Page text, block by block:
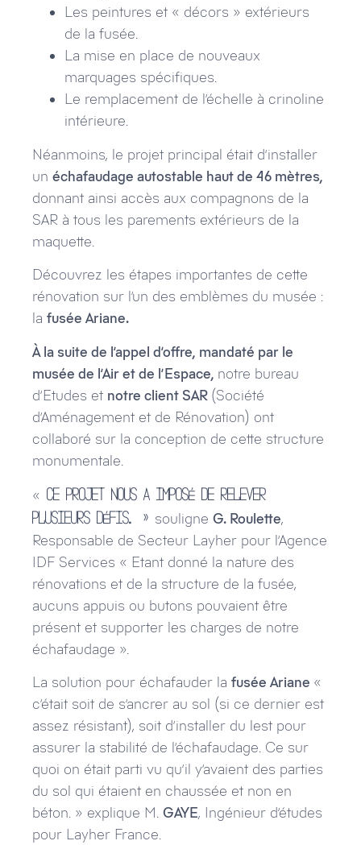
Les peintures et « décors » extérieurs
de la fusée.
La mise en place de nouveaux
marquages spécifiques.
Le remplacement de l’échelle à crinoline
intérieure.
Néanmoins, le projet principal était d’installer
un échafaudage autostable haut de 46 mètres,
donnant ainsi accès aux compagnons de la
SAR à tous les parements extérieurs de la
maquette.
Découvrez les étapes importantes de cette
rénovation sur l’un des emblèmes du musée :
la fusée Ariane.
À la suite de l’appel d’offre, mandaté par le
musée de l’Air et de l’Espace, notre bureau
d’Etudes et notre client SAR (Société
d’Aménagement et de Rénovation) ont
collaboré sur la conception de cette structure
monumentale.
« Ce projet nous a imposé de relever
plusieurs défis. » souligne G. Roulette,
Responsable de Secteur Layher pour l’Agence
IDF Services « Etant donné la nature des
rénovations et de la structure de la fusée,
aucuns appuis ou butons pouvaient être
présent et supporter les charges de notre
échafaudage ».
La solution pour échafauder la fusée Ariane «
c’était soit de s’ancrer au sol (si ce dernier est
assez résistant), soit d’installer du lest pour
assurer la stabilité de l’échafaudage. Ce sur
quoi on était parti vu qu’il y’avaient des parties
du sol qui étaient en chaussée et non en
béton. » explique M. GAYE, Ingénieur d’études
pour Layher France.